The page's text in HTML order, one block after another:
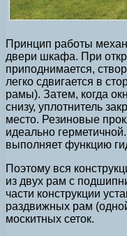
Принцип работы
двери шкафа. При
приподнимается,
легко сдвигается в
рамы). Затем, когда
снизу, уплотнитель
место. Резиновые
идеально
выполняет функцию
Поэтому вся
из двух рам с
части конструкции
раздвижных рам
москитных сеток.